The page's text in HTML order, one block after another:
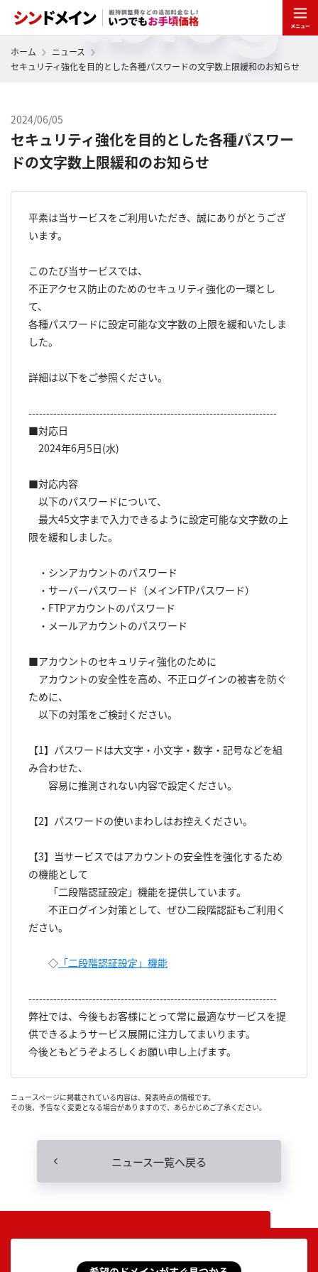
ホーム
ニュース
セキュリティ強化を目的とした各種パスワードの文字数上限緩和のお知らせ
2024/06/05
セキュリティ強化を目的とした各種パスワー
ドの文字数上限緩和のお知らせ
平素は当サービスをご利用いただき、誠にありがとうござ
います。
このたび当サービスでは、
不正アクセス防止のためのセキュリティ強化の一環とし
て、
各種パスワードに設定可能な文字数の上限を緩和いたしま
した。
詳細は以下をご参照ください。
----------------------------------------------------------------------
■対応日
2024年6月5日(水)
■対応内容
以下のパスワードについて、
最大45文字まで入力できるように設定可能な文字数の上
限を緩和しました。
・シンアカウントのパスワード
・サーバーパスワード（メインFTPパスワード）
・FTPアカウントのパスワード
・メールアカウントのパスワード
■アカウントのセキュリティ強化のために
アカウントの安全性を高め、不正ログインの被害を防ぐ
ために、
以下の対策をご検討ください。
【1】パスワードは大文字・小文字・数字・記号などを組
み合わせた、
容易に推測されない内容で設定ください。
【2】パスワードの使いまわしはお控えください。
【3】当サービスではアカウントの安全性を強化するため
の機能として
「二段階認証設定」機能を提供しています。
不正ログイン対策として、ぜひ二段階認証もご利用く
ださい。
◇ 「二段階認証設定」機能
----------------------------------------------------------------------
弊社では、今後もお客様にとって常に最適なサービスを提
供できるようサービス展開に注力してまいります。
今後ともどうぞよろしくお願い申し上げます。
ニュースページに掲載されている内容は、発表時点の情報です。
その後、予告なく変更となる場合がありますので、あらかじめご了承ください。
ニュース一覧へ戻る